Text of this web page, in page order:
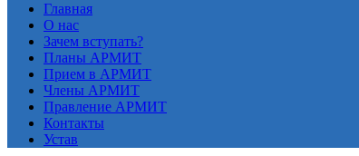
Главная
О нас
Зачем вступать?
Планы АРМИТ
Прием в АРМИТ
Члены АРМИТ
Правление АРМИТ
Контакты
Устав